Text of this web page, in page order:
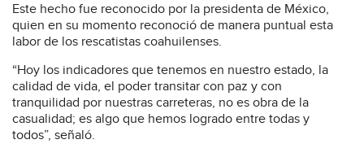
Este hecho fue reconocido por la presidenta de México,
quien en su momento reconoció de manera puntual esta
labor de los rescatistas coahuilenses.
“Hoy los indicadores que tenemos en nuestro estado, la
calidad de vida, el poder transitar con paz y con
tranquilidad por nuestras carreteras, no es obra de la
casualidad; es algo que hemos logrado entre todas y
todos”, señaló.